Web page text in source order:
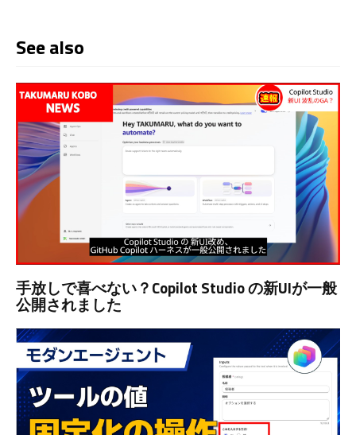
See also
手放しで喜べない？Copilot Studio の新UIが一般
公開されました